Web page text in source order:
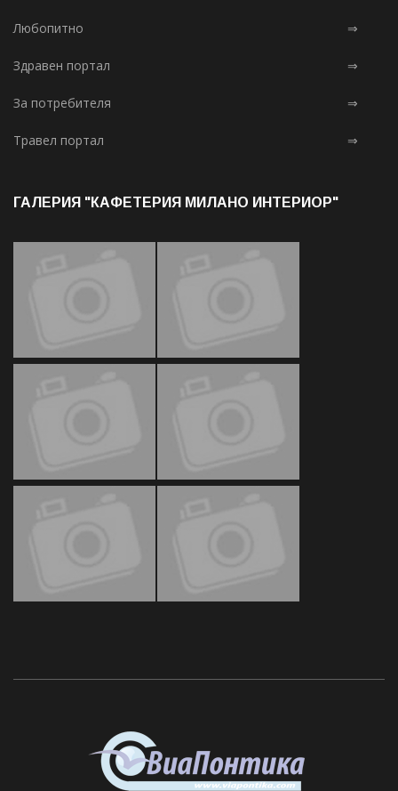
Любопитно ⇒
Здравен портал ⇒
За потребителя ⇒
Травел портал ⇒
ГАЛЕРИЯ "КАФЕТЕРИЯ МИЛАНО ИНТЕРИОР"